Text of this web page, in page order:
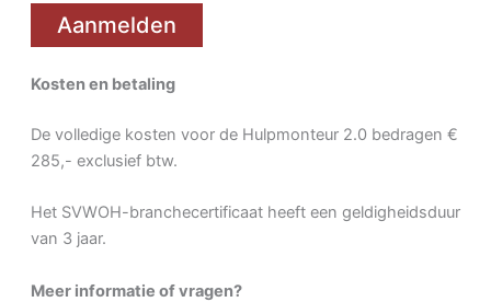
Aanmelden
Kosten en betaling
De volledige kosten voor de Hulpmonteur 2.0 bedragen €
285,- exclusief btw.
Het SVWOH-branchecertificaat heeft een geldigheidsduur
van 3 jaar.
Meer informatie of vragen?